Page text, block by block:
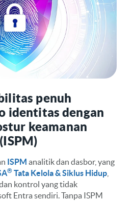
penuh
identitas dengan
keamanan
ISPM analitik dan dasbor, yang
® Tata Kelola & Siklus Hidup
kontrol yang tidak
Entra sendiri. Tanpa ISPM